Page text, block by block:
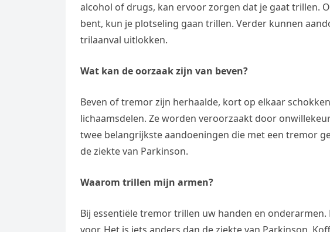
alcohol of drugs, kan ervoor zorgen dat je gaat trillen.
bent, kun je plotseling gaan trillen. Verder kunnen
trilaanval uitlokken.
Wat kan de oorzaak zijn van beven?
Beven of tremor zijn herhaalde, kort op elkaar
lichaamsdelen. Ze worden veroorzaakt door
twee belangrijkste aandoeningen die met een tremor
de ziekte van Parkinson.
Waarom trillen mijn armen?
Bij essentiële tremor trillen uw handen en